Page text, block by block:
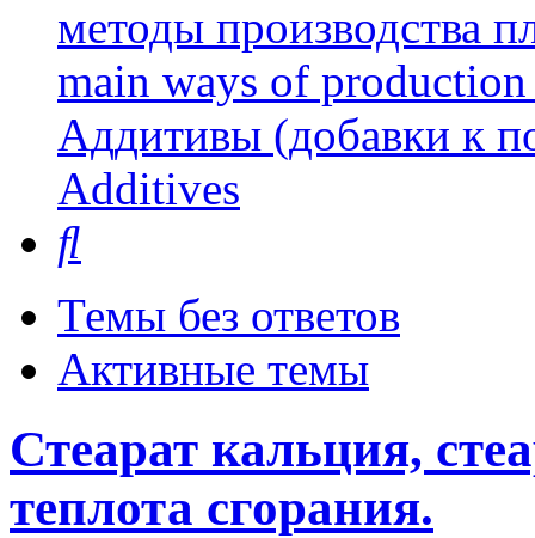
методы производства
main ways of
Аддитивы (добавки к
Additives
Темы без ответов
Активные темы
Стеарат кальция,
теплота сгорания.